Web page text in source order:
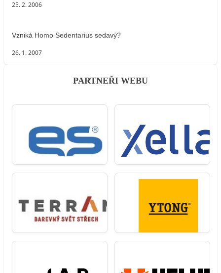
25. 2. 2006
Vzniká Homo Sedentarius sedavý?
26. 1. 2007
PARTNEŘI WEBU